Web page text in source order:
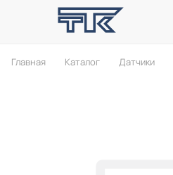
Главная Каталог Датчики